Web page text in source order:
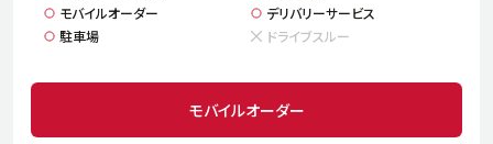
モバイルオーダー
デリバリーサービス
駐車場
ドライブスルー
モバイルオーダー